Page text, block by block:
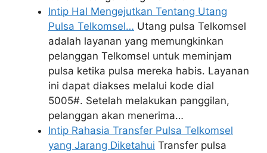
Intip Hal Mengejutkan Tentang Utang
Pulsa Telkomsel… Utang pulsa Telkomsel
adalah layanan yang memungkinkan
pelanggan Telkomsel untuk meminjam
pulsa ketika pulsa mereka habis. Layanan
ini dapat diakses melalui kode dial
5005#. Setelah melakukan panggilan,
pelanggan akan menerima…
Intip Rahasia Transfer Pulsa Telkomsel
yang Jarang Diketahui Transfer pulsa